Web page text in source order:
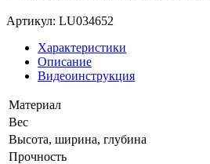
Артикул: LU034652
Характеристики
Описание
Видеоинструкция
Материал
Вес
Высота, ширина, глубина
Прочность